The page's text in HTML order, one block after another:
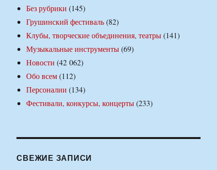
Без рубрики (145)
Грушинский фестиваль(82)
Клубы, творческие объединения, театры(141)
Музыкальные инструменты(69)
Новости (42 062)
Обо всем(112)
Персоналии (134)
Фестивали, конкурсы, концерты(233)
СВЕЖИЕ ЗАПИСИ